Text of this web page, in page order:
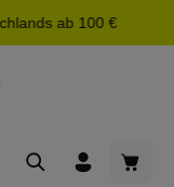
ab 100 €